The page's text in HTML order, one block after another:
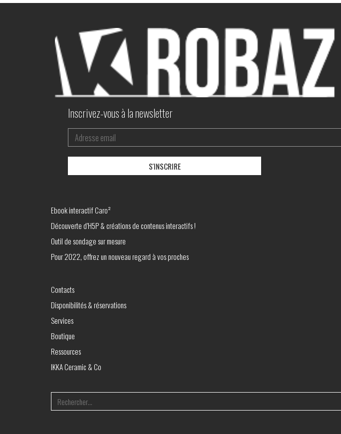
Inscrivez-vous à la newsletter
Ebook interactif Caro²
Découverte d’H5P & créations de contenus interactifs !
Outil de sondage sur mesure
Pour 2022, offrez un nouveau regard à vos proches
Contacts
Disponibilités & réservations
Services
Boutique
Ressources
IKKA Ceramic & Co
Search
for: